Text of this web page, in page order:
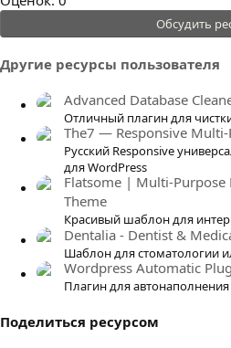
.
0
0
з
Обсудить
Другие ресурсы пользователя
Advanced Database
Отличный плагин для
The7 — Responsive
Русский Responsive
для WordPress
Flatsome | Multi-Purpose
Theme
Красивый шаблон для
Dentalia - Dentist &
Шаблон для стоматологии
Wordpress Automatic
Плагин для автонаполнения
Поделиться ресурсом